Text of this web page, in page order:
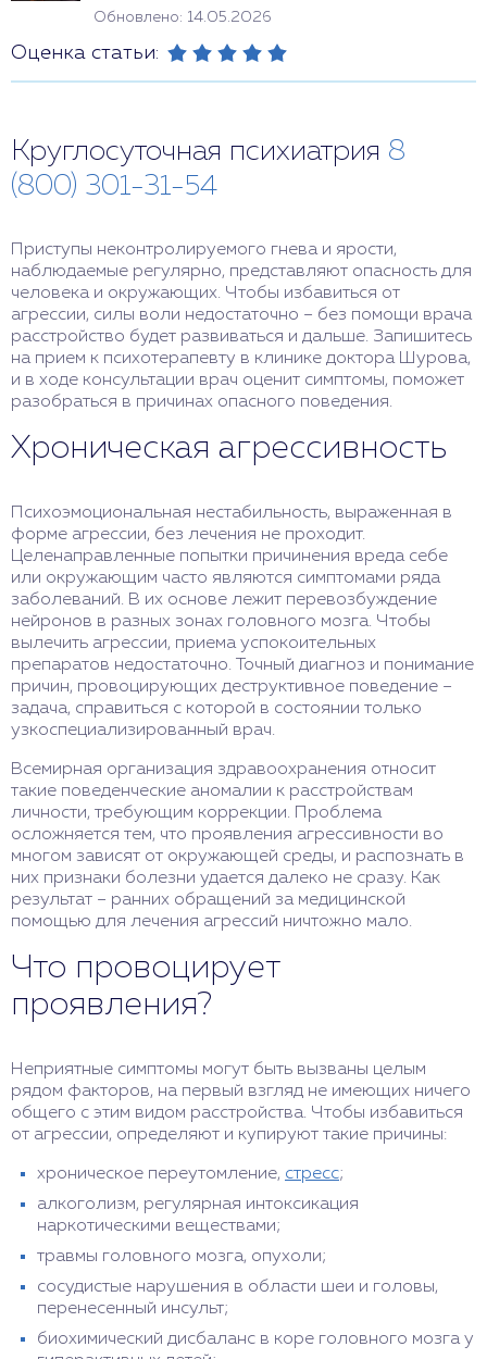
Обновлено: 14.05.2026
Оценка статьи:
Круглосуточная психиатрия 8
(800) 301-31-54
Приступы неконтролируемого гнева и ярости,
наблюдаемые регулярно, представляют опасность для
человека и окружающих. Чтобы избавиться от
агрессии, силы воли недостаточно – без помощи врача
расстройство будет развиваться и дальше. Запишитесь
на прием к психотерапевту в клинике доктора Шурова,
и в ходе консультации врач оценит симптомы, поможет
разобраться в причинах опасного поведения.
Хроническая агрессивность
Психоэмоциональная нестабильность, выраженная в
форме агрессии, без лечения не проходит.
Целенаправленные попытки причинения вреда себе
или окружающим часто являются симптомами ряда
заболеваний. В их основе лежит перевозбуждение
нейронов в разных зонах головного мозга. Чтобы
вылечить агрессии, приема успокоительных
препаратов недостаточно. Точный диагноз и понимание
причин, провоцирующих деструктивное поведение –
задача, справиться с которой в состоянии только
узкоспециализированный врач.
Всемирная организация здравоохранения относит
такие поведенческие аномалии к расстройствам
личности, требующим коррекции. Проблема
осложняется тем, что проявления агрессивности во
многом зависят от окружающей среды, и распознать в
них признаки болезни удается далеко не сразу. Как
результат – ранних обращений за медицинской
помощью для лечения агрессий ничтожно мало.
Что провоцирует
проявления?
Неприятные симптомы могут быть вызваны целым
рядом факторов, на первый взгляд не имеющих ничего
общего с этим видом расстройства. Чтобы избавиться
от агрессии, определяют и купируют такие причины:
хроническое переутомление, стресс;
алкоголизм, регулярная интоксикация
наркотическими веществами;
травмы головного мозга, опухоли;
сосудистые нарушения в области шеи и головы,
перенесенный инсульт;
биохимический дисбаланс в коре головного мозга у